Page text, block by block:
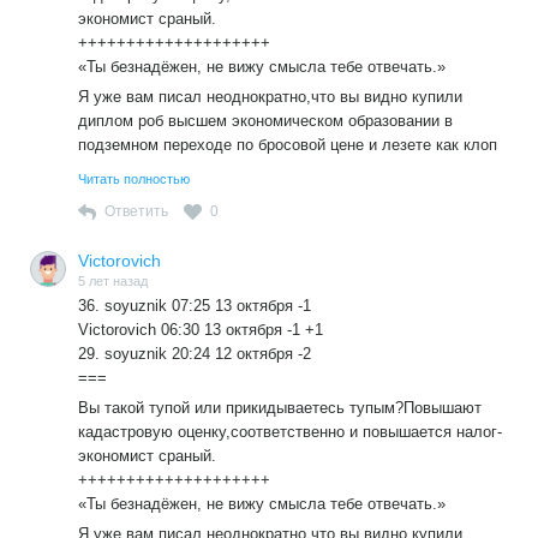
экономист сраный.
++++++++++++++++++++
«Ты безнадёжен, не вижу смысла тебе отвечать.»
Я уже вам писал неоднократно,что вы видно купили
диплом роб высшем экономическом образовании в
подземном переходе по бросовой цене и лезете как клоп
комментируете.Если не понимаете ,что платить нужно по
миллион,один налог платишь с этого миллиона по ставке
установленной в данном регионе,если 10 миллионов
,платишь с 10 миллионов по ставке региона.И скажи
платить по твоему нужно что с 1 миллиона ,что с 10
одинаково?
Читать полностью
Ответить 0
Victorovich
5 лет назад
36. soyuznik 07:25 13 октября -1
Victorovich 06:30 13 октября -1 +1
29. soyuznik 20:24 12 октября -2
===
Вы такой тупой или прикидываетесь тупым?Повышают
кадастровую оценку,соответственно и повышается налог-
экономист сраный.
++++++++++++++++++++
«Ты безнадёжен, не вижу смысла тебе отвечать.»
Я уже вам писал неоднократно,что вы видно купили